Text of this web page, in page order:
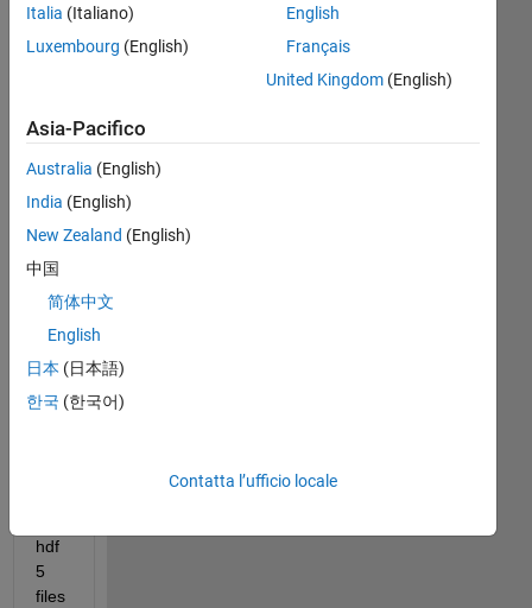
tryi
ng
to
writ
MA
TL
AB
a to
an
exis
hdf
5
files
Italia (Italiano)
Luxembourg (English)
English
Français
United Kingdom(English)
Asia-Pacifico
Australia (English)
India (English)
New Zealand (English)
中国
简体中文
English
日本 (日本語)
한국 (한국어)
Contatta l’ufficio locale